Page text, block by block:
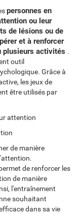
personnes en
ou leur
de lésions ou de
et à renforcer
plusieurs activités .
outil
Grâce à
les jeux de
être utilisés par
attention
de manière
de renforcer les
de manière
l'entraînement
souhaitant
dans sa vie